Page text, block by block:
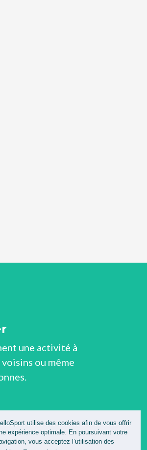
utilise des cookies afin de vous offrir
expérience optimale. En poursuivant votre
vous acceptez l’utilisation des
une activité à
ou même